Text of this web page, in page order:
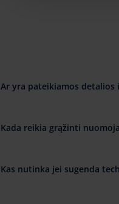
Ar yra pateikiamos
Kada reikia grąžinti
Kas nutinka jei sugenda